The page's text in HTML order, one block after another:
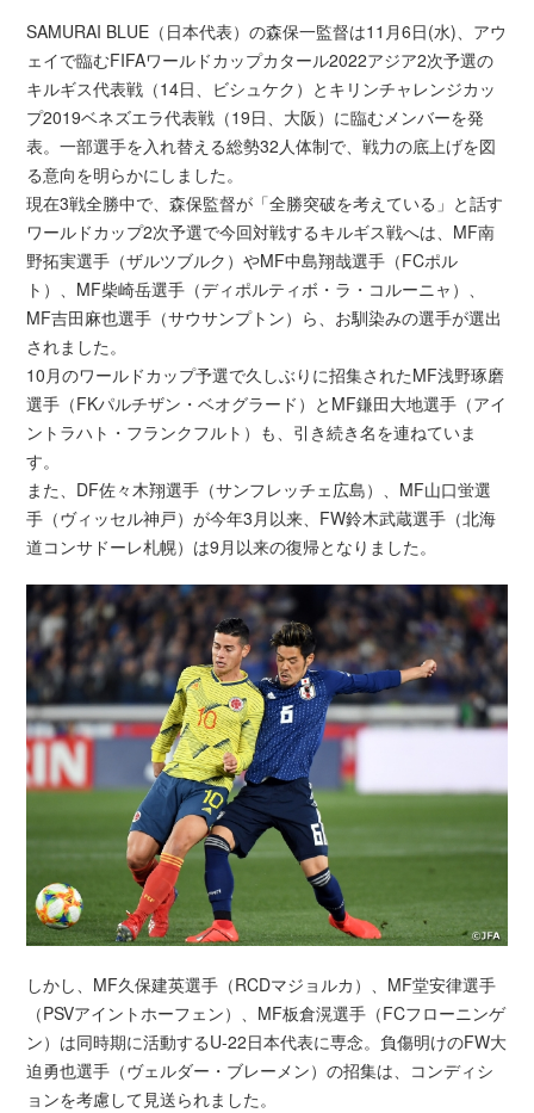
SAMURAI BLUE（日本代表）の森保一監督は11月6日(水)、アウ
ェイで臨むFIFAワールドカップカタール2022アジア2次予選の
キルギス代表戦（14日、ビシュケク）とキリンチャレンジカッ
プ2019ベネズエラ代表戦（19日、大阪）に臨むメンバーを発
表。一部選手を入れ替える総勢32人体制で、戦力の底上げを図
る意向を明らかにしました。
現在3戦全勝中で、森保監督が「全勝突破を考えている」と話す
ワールドカップ2次予選で今回対戦するキルギス戦へは、MF南
野拓実選手（ザルツブルク）やMF中島翔哉選手（FCポル
ト）、MF柴崎岳選手（ディポルティボ・ラ・コルーニャ）、
MF吉田麻也選手（サウサンプトン）ら、お馴染みの選手が選出
されました。
10月のワールドカップ予選で久しぶりに招集されたMF浅野琢磨
選手（FKパルチザン・ベオグラード）とMF鎌田大地選手（アイ
ントラハト・フランクフルト）も、引き続き名を連ねていま
す。
また、DF佐々木翔選手（サンフレッチェ広島）、MF山口蛍選
手（ヴィッセル神戸）が今年3月以来、FW鈴木武蔵選手（北海
道コンサドーレ札幌）は9月以来の復帰となりました。
しかし、MF久保建英選手（RCDマジョルカ）、MF堂安律選手
（PSVアイントホーフェン）、MF板倉滉選手（FCフローニンゲ
ン）は同時期に活動するU-22日本代表に専念。負傷明けのFW大
迫勇也選手（ヴェルダー・ブレーメン）の招集は、コンディシ
ョンを考慮して見送られました。